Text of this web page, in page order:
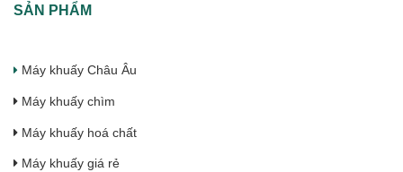
SẢN PHẨM
Máy khuấy Châu Âu
Máy khuấy chìm
Máy khuấy hoá chất
Máy khuấy giá rẻ